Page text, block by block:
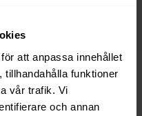
att anpassa innehållet
tillhandahålla funktioner
vår trafik. Vi
och annan